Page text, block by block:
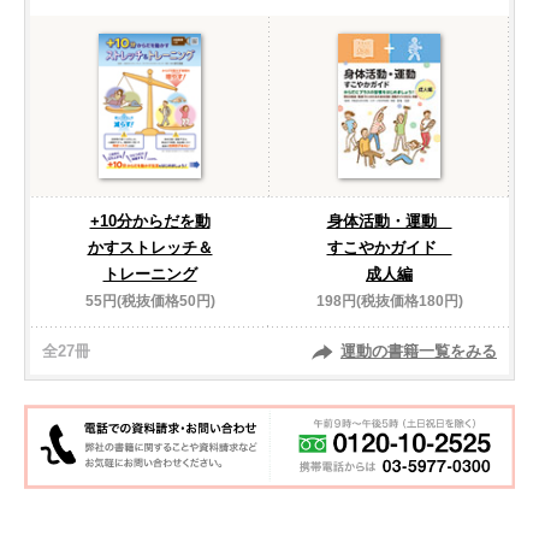
+10分からだを動
かすストレッチ＆
トレーニング
55円(税抜価格50円)
身体活動・運動
すこやかガイド
成人編
198円(税抜価格180円)
全27冊 運動の書籍一覧をみる